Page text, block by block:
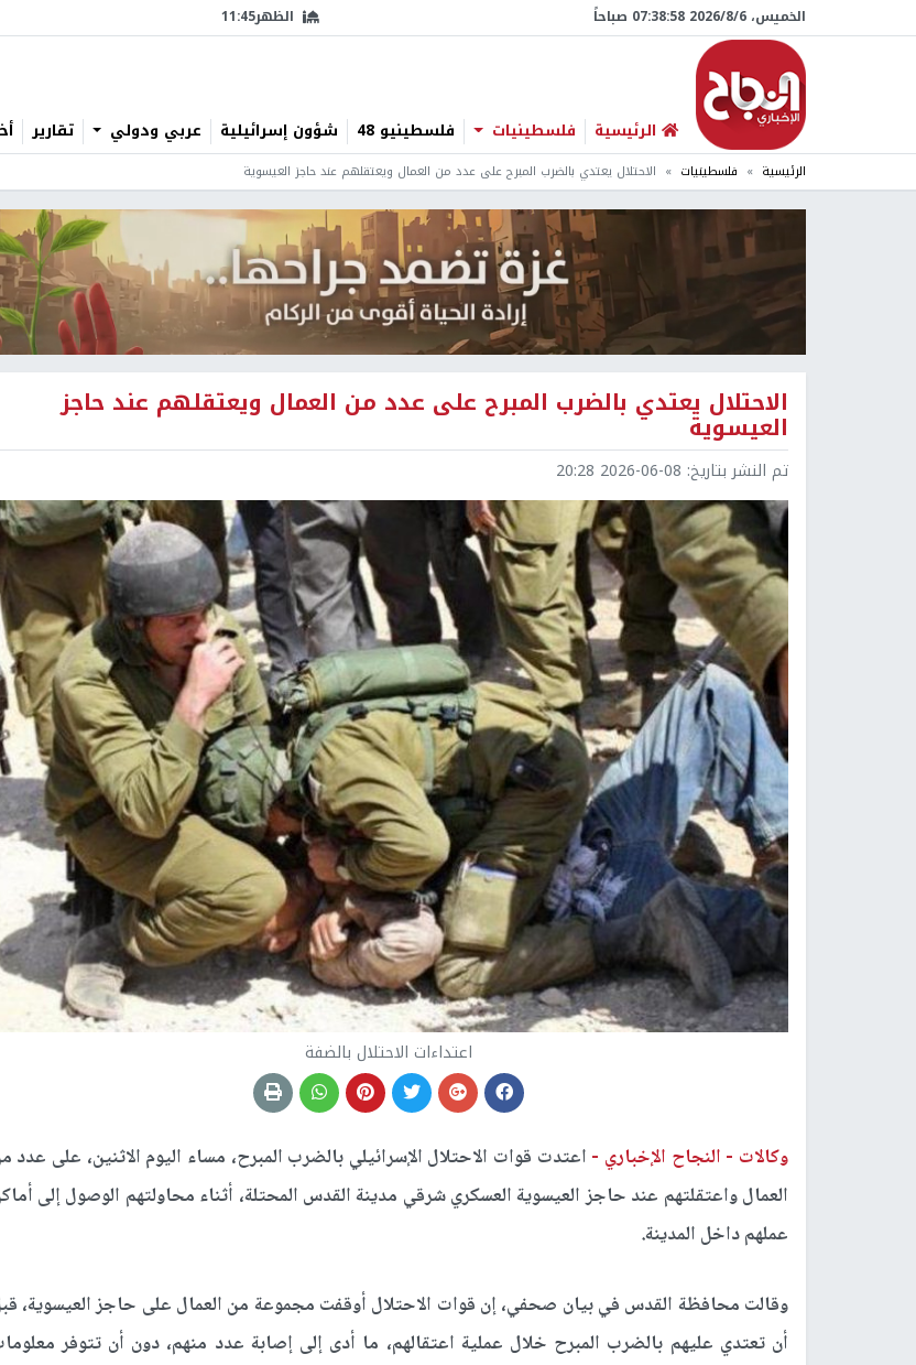
الخميس، 6/‏8/‏2026 07:38:59 صباحاً الظهر11:45
الرئيسية فلسطينيات فلسطينيو 48 شؤون إسرائيلية عربي ودولي تقارير
الرئيسية فلسطينيات الاحتلال يعتدي بالضرب المبرح على عدد من العمال ويعتقلهم عند حاجز العيسوية
الاحتلال يعتدي بالضرب المبرح على عدد من العمال ويعتقلهم عند حاجز
العيسوية
تم النشر بتاريخ: 2026-06-08 20:28
اعتداءات الاحتلال بالضفة
وكالات - النجاح الإخباري - اعتدت قوات الاحتلال الإسرائيلي بالضرب المبرح، مساء اليوم الاثنين، على عدد
العمال واعتقلتهم عند حاجز العيسوية العسكري شرقي مدينة القدس المحتلة، أثناء محاولتهم الوصول إلى
عملهم داخل المدينة.
وقالت محافظة القدس في بيان صحفي، إن قوات الاحتلال أوقفت مجموعة من العمال على حاجز العيسوية،
أن تعتدي عليهم بالضرب المبرح خلال عملية اعتقالهم، ما أدى إلى إصابة عدد منهم، دون أن تتوفر